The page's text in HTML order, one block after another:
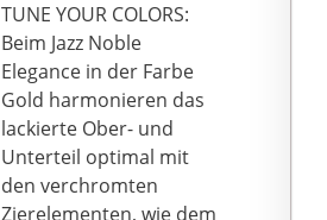
TUNE YOUR COLORS:
Beim Jazz Noble
Elegance in der Farbe
Gold harmonieren das
lackierte Ober- und
Unterteil optimal mit
den verchromten
Zierelementen, wie dem